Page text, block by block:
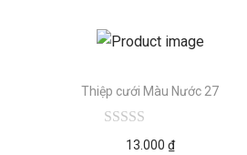
Thiệp cưới Màu Nước 27
13.000 ₫